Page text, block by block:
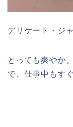
デリケート・ジ
とっても爽やか
で、仕事中もす